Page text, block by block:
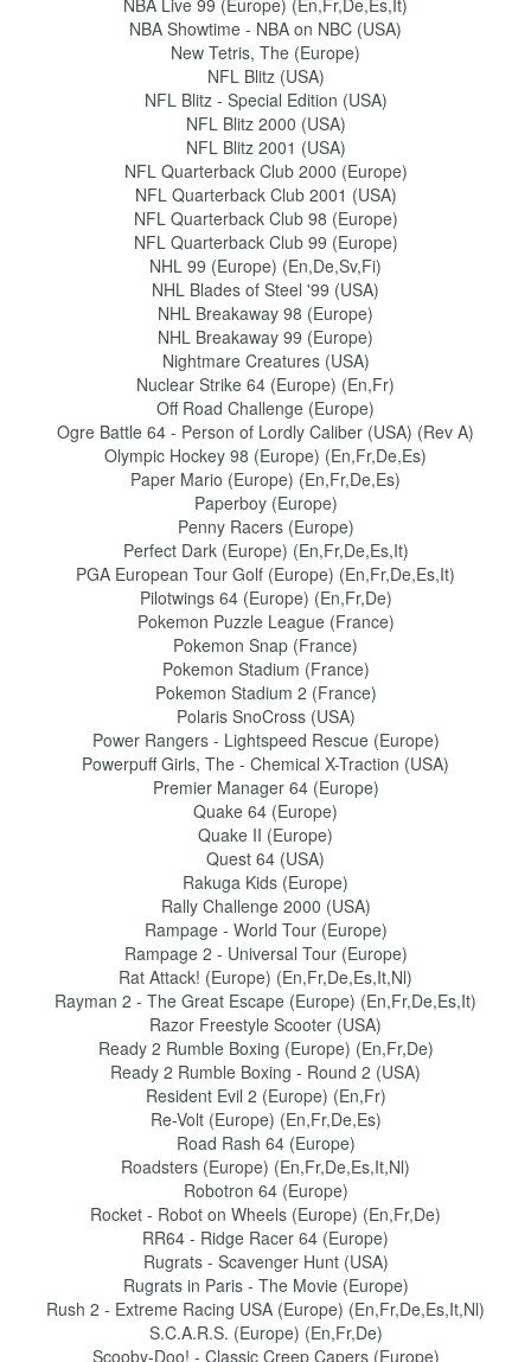
NBA Live 99 (Europe) (En,Fr,De,Es,It)
NBA Showtime - NBA on NBC (USA)
New Tetris, The (Europe)
NFL Blitz (USA)
NFL Blitz - Special Edition (USA)
NFL Blitz 2000 (USA)
NFL Blitz 2001 (USA)
NFL Quarterback Club 2000 (Europe)
NFL Quarterback Club 2001 (USA)
NFL Quarterback Club 98 (Europe)
NFL Quarterback Club 99 (Europe)
NHL 99 (Europe) (En,De,Sv,Fi)
NHL Blades of Steel '99 (USA)
NHL Breakaway 98 (Europe)
NHL Breakaway 99 (Europe)
Nightmare Creatures (USA)
Nuclear Strike 64 (Europe) (En,Fr)
Off Road Challenge (Europe)
Ogre Battle 64 - Person of Lordly Caliber (USA) (Rev A)
Olympic Hockey 98 (Europe) (En,Fr,De,Es)
Paper Mario (Europe) (En,Fr,De,Es)
Paperboy (Europe)
Penny Racers (Europe)
Perfect Dark (Europe) (En,Fr,De,Es,It)
PGA European Tour Golf (Europe) (En,Fr,De,Es,It)
Pilotwings 64 (Europe) (En,Fr,De)
Pokemon Puzzle League (France)
Pokemon Snap (France)
Pokemon Stadium (France)
Pokemon Stadium 2 (France)
Polaris SnoCross (USA)
Power Rangers - Lightspeed Rescue (Europe)
Powerpuff Girls, The - Chemical X-Traction (USA)
Premier Manager 64 (Europe)
Quake 64 (Europe)
Quake II (Europe)
Quest 64 (USA)
Rakuga Kids (Europe)
Rally Challenge 2000 (USA)
Rampage - World Tour (Europe)
Rampage 2 - Universal Tour (Europe)
Rat Attack! (Europe) (En,Fr,De,Es,It,Nl)
Rayman 2 - The Great Escape (Europe) (En,Fr,De,Es,It)
Razor Freestyle Scooter (USA)
Ready 2 Rumble Boxing (Europe) (En,Fr,De)
Ready 2 Rumble Boxing - Round 2 (USA)
Resident Evil 2 (Europe) (En,Fr)
Re-Volt (Europe) (En,Fr,De,Es)
Road Rash 64 (Europe)
Roadsters (Europe) (En,Fr,De,Es,It,Nl)
Robotron 64 (Europe)
Rocket - Robot on Wheels (Europe) (En,Fr,De)
RR64 - Ridge Racer 64 (Europe)
Rugrats - Scavenger Hunt (USA)
Rugrats in Paris - The Movie (Europe)
Rush 2 - Extreme Racing USA (Europe) (En,Fr,De,Es,It,Nl)
S.C.A.R.S. (Europe) (En,Fr,De)
Scooby-Doo! - Classic Creep Capers (Europe)